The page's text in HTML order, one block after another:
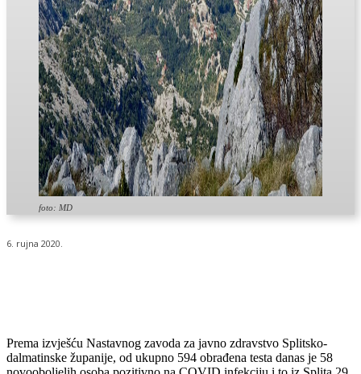
foto: MD
6. rujna 2020.
Prema izvješću Nastavnog zavoda za javno zdravstvo Splitsko-
dalmatinske županije, od ukupno 594 obrađena testa danas je 58